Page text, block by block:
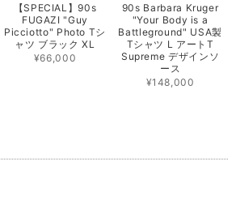
【SPECIAL】90s
FUGAZI "Guy
Picciotto" Photo Tシ
ャツ ブラック XL
¥66,000
90s Barbara Kruger
"Your Body is a
Battleground" USA製
Tシャツ L アートT
Supreme デザインソ
ース
¥148,000